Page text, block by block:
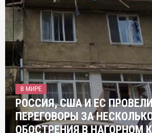
В МИРЕ
РОССИЯ, США И ЕС
ПЕРЕГОВОРЫ ЗА
ОБОСТРЕНИЯ В НАГОРНОМ